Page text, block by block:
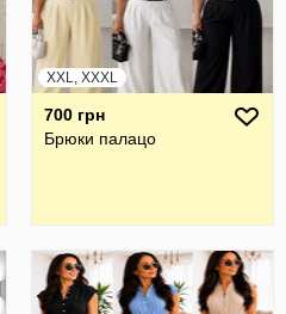
XXL, XXXL
700 грн
Брюки палацо